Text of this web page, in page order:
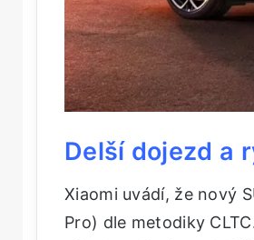
Delší dojezd a
Xiaomi uvádí, že nový
Pro) dle metodiky